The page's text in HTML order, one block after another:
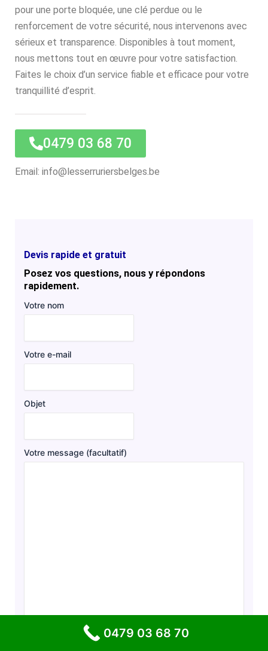
pour une porte bloquée, une clé perdue ou le
renforcement de votre sécurité, nous intervenons avec
sérieux et transparence. Disponibles à tout moment,
nous mettons tout en œuvre pour votre satisfaction.
Faites le choix d’un service fiable et efficace pour votre
tranquillité d’esprit.
0479 03 68 70
Email: info@lesserruriersbelges.be
Devis rapide et gratuit
Posez vos questions, nous y répondons
rapidement.
Votre nom
Votre e-mail
Objet
Votre message (facultatif)
0479 03 68 70